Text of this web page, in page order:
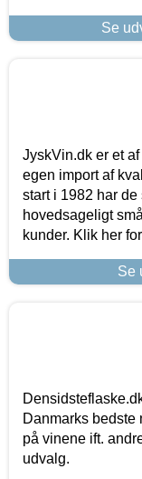
Se
JyskVin.dk er et
egen import af
start i 1982 har de
hovedsageligt
kunder. Klik her
Se
Danmarks bedste
på vinene ift.
udvalg.